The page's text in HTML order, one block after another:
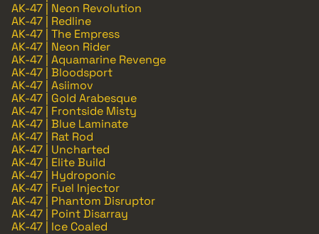
AK-47 | Neon Revolution
AK-47 | Redline
AK-47 | The Empress
AK-47 | Neon Rider
AK-47 | Aquamarine Revenge
AK-47 | Bloodsport
AK-47 | Asiimov
AK-47 | Gold Arabesque
AK-47 | Frontside Misty
AK-47 | Blue Laminate
AK-47 | Rat Rod
AK-47 | Uncharted
AK-47 | Elite Build
AK-47 | Hydroponic
AK-47 | Fuel Injector
AK-47 | Phantom Disruptor
AK-47 | Point Disarray
AK-47 | Ice Coaled